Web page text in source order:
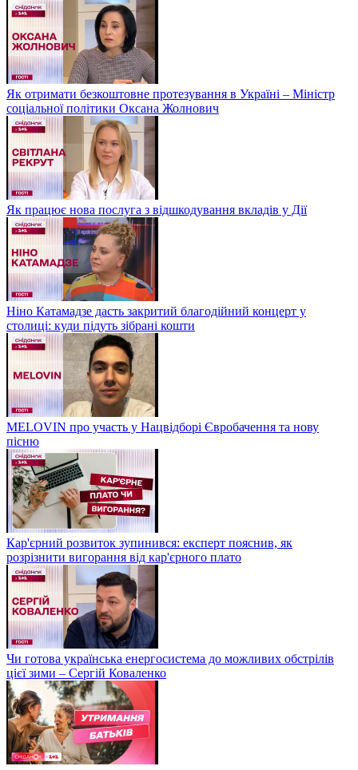
Як отримати безкоштовне протезування в Україні – Міністр
соціальної політики Оксана Жолнович
Як працює нова послуга з відшкодування вкладів у Дії
Ніно Катамадзе дасть закритий благодійний концерт у
столиці: куди підуть зібрані кошти
MELOVIN про участь у Нацвідборі Євробачення та нову
пісню
Кар'єрний розвиток зупинився: експерт пояснив, як
розрізнити вигорання від кар'єрного плато
Чи готова українська енергосистема до можливих обстрілів
цієї зими – Сергій Коваленко